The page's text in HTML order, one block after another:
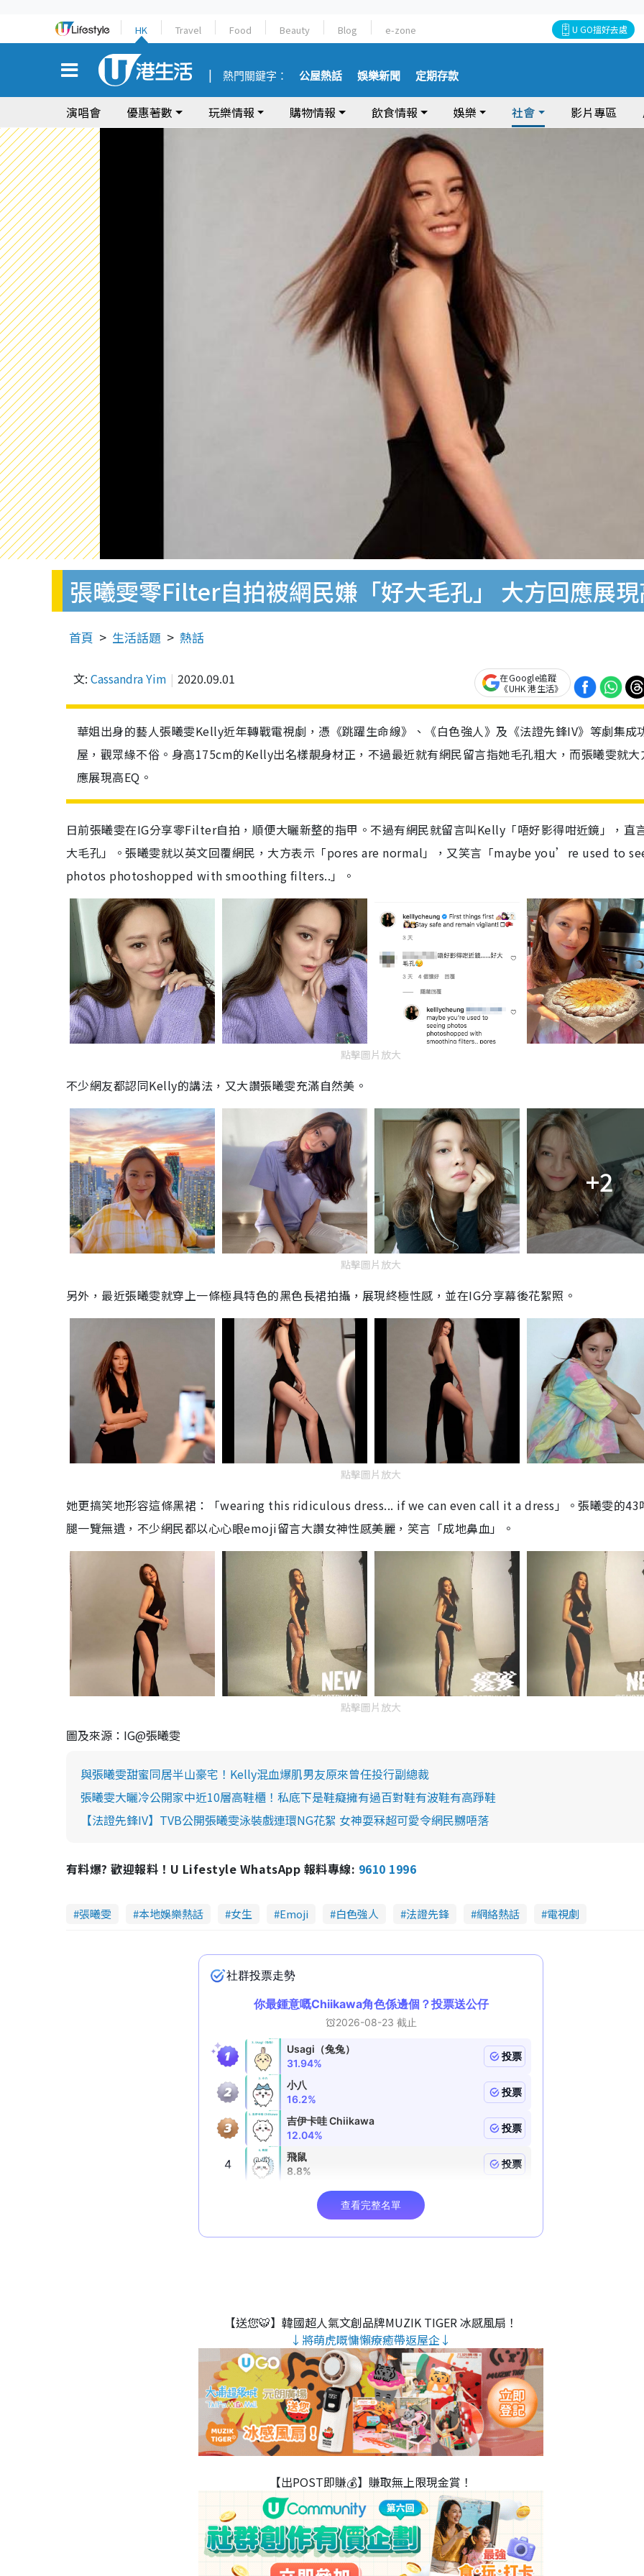
HK Travel Food Beauty Blog e-zone U GO搵好去處
熱門關鍵字： 公屋熱話 娛樂新聞 定期存款
演唱會 優惠著數 玩樂情報 購物情報 飲食情報 娛樂 社會 影片專區
張曦雯零Filter自拍被網民嫌「好大毛孔」 大方回應展
首頁 生活話題 熱話
文: Cassandra Yim 2020.09.01
在Google追蹤
《UHK 港生活》
華姐出身的藝人張曦雯Kelly近年轉戰電視劇，憑《跳躍生命線》、《白色強人》及《法證先鋒IV》等劇集成
屋，觀眾緣不俗。身高175cm的Kelly出名樣靚身材正，不過最近就有網民留言指她毛孔粗大，而張曦雯就大
應展現高EQ。
日前張曦雯在IG分享零Filter自拍，順便大曬新整的指甲。不過有網民就留言叫Kelly「唔好影得咁近鏡」，直
大毛孔」。張曦雯就以英文回覆網民，大方表示「pores are normal」，又笑言「maybe you’re used to
photos photoshopped with smoothing filters..」。
點擊圖片放大
不少網友都認同Kelly的講法，又大讚張曦雯充滿自然美。
+2
點擊圖片放大
另外，最近張曦雯就穿上一條極具特色的黑色長裙拍攝，展現終極性感，並在IG分享幕後花絮照。
點擊圖片放大
她更搞笑地形容這條黑裙：「wearing this ridiculous dress... if we can even call it a dress」。張曦雯的43
腿一覽無遺，不少網民都以心心眼emoji留言大讚女神性感美麗，笑言「成地鼻血」。
點擊圖片放大
圖及來源：IG@張曦雯
與張曦雯甜蜜同居半山豪宅！Kelly混血爆肌男友原來曾任投行副總裁
張曦雯大曬冷公開家中近10層高鞋櫃！私底下是鞋癡擁有過百對鞋有波鞋有高踭鞋
【法證先鋒IV】TVB公開張曦雯泳裝戲連環NG花絮 女神耍冧超可愛令網民嬲唔落
有料爆? 歡迎報料！U Lifestyle WhatsApp 報料專線: 9610 1996
張曦雯 本地娛樂熱話 女生 Emoji 白色強人 法證先鋒 網絡熱話 電視劇
【送您🐯】韓國超人氣文創品牌MUZIK TIGER 冰感風扇！
↓將萌虎嘅慵懶療癒帶返屋企↓
【出POST即賺💰】賺取無上限現金賞！